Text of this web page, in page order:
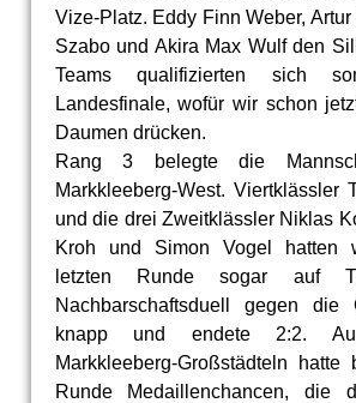
Vize-Platz. Eddy Finn Weber,
Szabo und Akira Max Wulf den
Teams qualifizierten sich
Landesfinale, wofür wir schon
Daumen drücken.
Rang 3 belegte die
Markkleeberg-West. Viertklässler
und die drei Zweitklässler Niklas
Kroh und Simon Vogel hatten
letzten Runde sogar auf
Nachbarschaftsduell gegen
knapp und endete 2:2.
Markkleeberg-Großstädteln
Runde Medaillenchancen, die